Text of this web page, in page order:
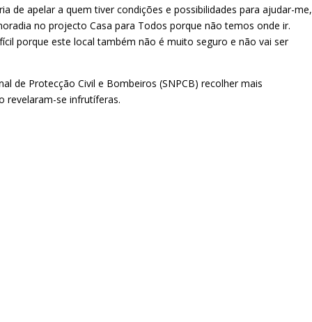
de apelar a quem tiver condições e possibilidades para ajudar-me,
no projecto Casa para Todos porque não temos onde ir.
porque este local também não é muito seguro e não vai ser
de Protecção Civil e Bombeiros (SNPCB) recolher mais
revelaram-se infrutíferas.